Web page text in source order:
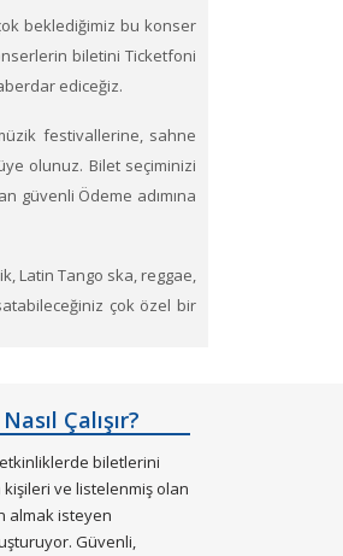
beklediğimiz bu konser
biletini Ticketfoni
ediceğiz.
festivallerine, sahne
olunuz. Bilet seçiminizi
güvenli Ödeme adımına
Latin Tango ska, reggae,
çok özel bir
Çalışır?
biletlerini
ve listelenmiş olan
almak isteyen
Güvenli,